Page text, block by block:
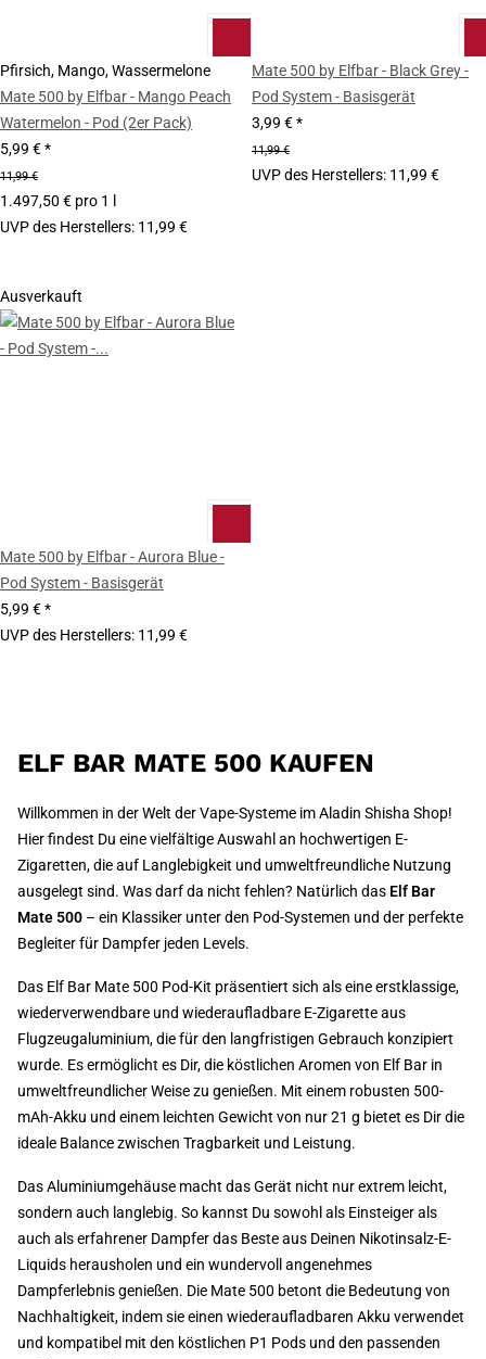
Pfirsich, Mango, Wassermelone
Mate 500 by Elfbar - Mango Peach
Watermelon - Pod (2er Pack)
5,99 €*
11,99 €
1.497,50 € pro 1 l
UVP des Herstellers: 11,99 €
Mate 500 by Elfbar - Black Grey -
Pod System - Basisgerät
3,99 €*
11,99 €
UVP des Herstellers: 11,99 €
Ausverkauft
Mate 500 by Elfbar - Aurora Blue -
Pod System - Basisgerät
5,99 €*
UVP des Herstellers: 11,99 €
ELF BAR MATE 500 KAUFEN
Willkommen in der Welt der Vape-Systeme im Aladin Shisha Shop!
Hier findest Du eine vielfältige Auswahl an hochwertigen E-
Zigaretten, die auf Langlebigkeit und umweltfreundliche Nutzung
ausgelegt sind. Was darf da nicht fehlen? Natürlich das Elf Bar
Mate 500 – ein Klassiker unter den Pod-Systemen und der perfekte
Begleiter für Dampfer jeden Levels.
Das Elf Bar Mate 500 Pod-Kit präsentiert sich als eine erstklassige,
wiederverwendbare und wiederaufladbare E-Zigarette aus
Flugzeugaluminium, die für den langfristigen Gebrauch konzipiert
wurde. Es ermöglicht es Dir, die köstlichen Aromen von Elf Bar in
umweltfreundlicher Weise zu genießen. Mit einem robusten 500-
mAh-Akku und einem leichten Gewicht von nur 21 g bietet es Dir die
ideale Balance zwischen Tragbarkeit und Leistung.
Das Aluminiumgehäuse macht das Gerät nicht nur extrem leicht,
sondern auch langlebig. So kannst Du sowohl als Einsteiger als
auch als erfahrener Dampfer das Beste aus Deinen Nikotinsalz-E-
Liquids herausholen und ein wundervoll angenehmes
Dampferlebnis genießen. Die Mate 500 betont die Bedeutung von
Nachhaltigkeit, indem sie einen wiederaufladbaren Akku verwendet
und kompatibel mit den köstlichen P1 Pods und den passenden